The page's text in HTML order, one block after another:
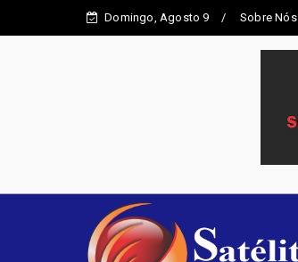
Domingo, Agosto 9 Sobre Nós